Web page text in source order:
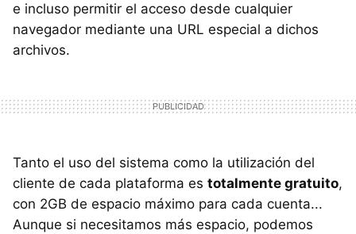
e incluso permitir el acceso desde cualquier
navegador mediante una URL especial a dichos
archivos.
Tanto el uso del sistema como la utilización del
cliente de cada plataforma es totalmente gratuito,
con 2GB de espacio máximo para cada cuenta...
Aunque si necesitamos más espacio, podemos